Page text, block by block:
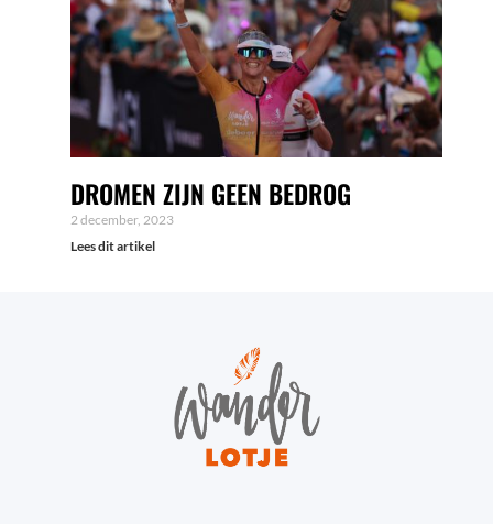
DROMEN ZIJN GEEN BEDROG
2 december, 2023
Lees dit artikel